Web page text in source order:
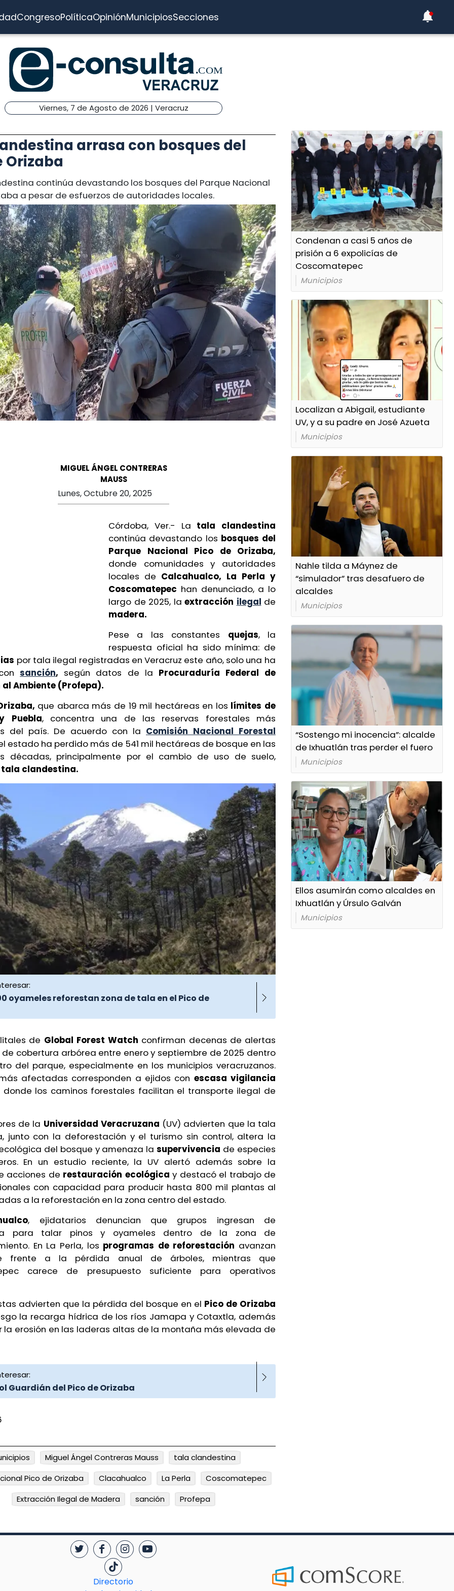
CongresoPolíticaOpiniónMunicipiosSecciones
Viernes, 7 de Agosto de 2026 | Veracruz
arrasa con bosques del
Orizaba
continúa devastando los bosques del Parque Nacional
a pesar de esfuerzos de autoridades locales.
MIGUEL ÁNGEL CONTRERAS
MAUSS
Lunes, Octubre 20, 2025
Córdoba, Ver.- La tala clandestina
continúa devastando los bosques del
Parque Nacional Pico de Orizaba,
donde comunidades y autoridades
locales de Calcahualco, La Perla y
Coscomatepec han denunciado, a lo
largo de 2025, la extracción ilegal de
madera.
Pese a las constantes quejas, la
respuesta oficial ha sido mínima: de
por tala ilegal registradas en Veracruz este año, solo una ha
sanción, según datos de la Procuraduría Federal de
Ambiente (Profepa).
que abarca más de 19 mil hectáreas en los límites de
Puebla, concentra una de las reservas forestales más
del país. De acuerdo con la Comisión Nacional Forestal
estado ha perdido más de 541 mil hectáreas de bosque en las
décadas, principalmente por el cambio de uso de suelo,
tala clandestina.
oyameles reforestan zona de tala en el Pico de
de Global Forest Watch confirman decenas de alertas
cobertura arbórea entre enero y septiembre de 2025 dentro
del parque, especialmente en los municipios veracruzanos.
afectadas corresponden a ejidos con escasa vigilancia
donde los caminos forestales facilitan el transporte ilegal de
de la Universidad Veracruzana (UV) advierten que la tala
junto con la deforestación y el turismo sin control, altera la
del bosque y amenaza lasupervivencia de especies
En un estudio reciente, la UV alertó además sobre la
acciones de restauración ecológica y destacó el trabajo de
con capacidad para producir hasta 800 mil plantas al
a la reforestación en la zona centro del estado.
, ejidatarios denuncian que grupos ingresan de
para talar pinos y oyameles dentro de la zona de
En La Perla, los programas de reforestación avanzan
frente a la pérdida anual de árboles, mientras que
carece de presupuesto suficiente para operativos
advierten que la pérdida del bosque en el Pico de Orizaba
la recarga hídrica de los ríos Jamapa y Cotaxtla, además
la erosión en las laderas altas de la montaña más elevada de
Guardián del Pico de Orizaba
Miguel Ángel Contreras Mauss
tala clandestina
Pico de Orizaba
Clacahualco La Perla
Coscomatepec
Extracción Ilegal de Madera
sanción Profepa
Condenan a casi 5 años de
prisión a 6 expolicías de
Coscomatepec
Municipios
Localizan a Abigail, estudiante
UV, y a su padre en José Azueta
Municipios
Nahle tilda a Máynez de
“simulador” tras desafuero de
alcaldes
Municipios
“Sostengo mi inocencia”: alcalde
de Ixhuatlán tras perder el fuero
Municipios
Ellos asumirán como alcaldes en
Ixhuatlán y Úrsulo Galván
Municipios
Directorio